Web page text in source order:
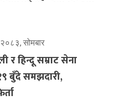
सोमबार
र हिन्दू सम्राट सेना
बुँदे समझदारी,